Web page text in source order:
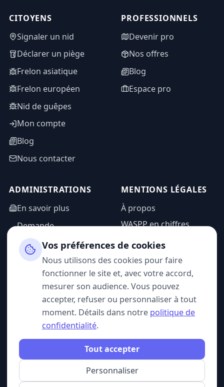
CITOYENS
Signaler un nid
Déclarer un piège
Frelon asiatique
Frelon européen
Nid de guêpes
Mon compte
Blog
Nous contacter
PROFESSIONNELS
Devenir pro
Nos offres
Blog
Espace pro
ADMINISTRATIONS
En savoir plus
Demande
d'information
Espace admin
MENTIONS LÉGALES
À propos
WASPP en chiffres
Mentions légales
Politique de
confidentialité
CGU
SUIVEZ-NOUS
© 2026 WASPP. Tous droits réservés.
Vos préférences de cookies
Nous utilisons des cookies pour faire
fonctionner le site et, avec votre accord,
mesurer son audience. Vous pouvez
accepter, refuser ou personnaliser à tout
moment. Détails dans notre politique de
confidentialité.
Personnaliser
Tout accepter